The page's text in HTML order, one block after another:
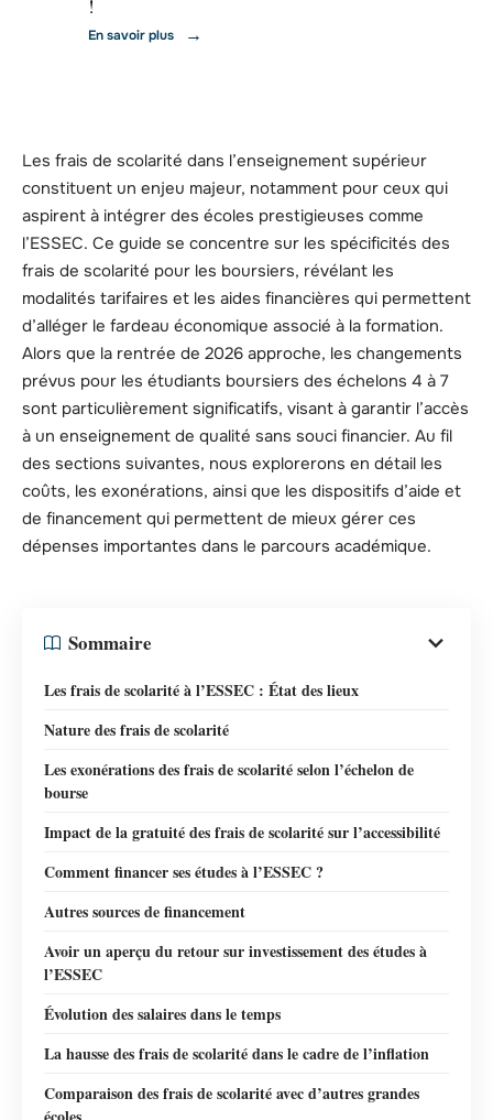
!
En savoir plus
Les frais de scolarité dans l’enseignement supérieur
constituent un enjeu majeur, notamment pour ceux qui
aspirent à intégrer des écoles prestigieuses comme
l’ESSEC. Ce guide se concentre sur les spécificités des
frais de scolarité pour les boursiers, révélant les
modalités tarifaires et les aides financières qui permettent
d’alléger le fardeau économique associé à la formation.
Alors que la rentrée de 2026 approche, les changements
prévus pour les étudiants boursiers des échelons 4 à 7
sont particulièrement significatifs, visant à garantir l’accès
à un enseignement de qualité sans souci financier. Au fil
des sections suivantes, nous explorerons en détail les
coûts, les exonérations, ainsi que les dispositifs d’aide et
de financement qui permettent de mieux gérer ces
dépenses importantes dans le parcours académique.
Sommaire
Les frais de scolarité à l’ESSEC : État des lieux
Nature des frais de scolarité
Les exonérations des frais de scolarité selon l’échelon de
bourse
Impact de la gratuité des frais de scolarité sur l’accessibilité
Comment financer ses études à l’ESSEC ?
Autres sources de financement
Avoir un aperçu du retour sur investissement des études à
l’ESSEC
Évolution des salaires dans le temps
La hausse des frais de scolarité dans le cadre de l’inflation
Comparaison des frais de scolarité avec d’autres grandes